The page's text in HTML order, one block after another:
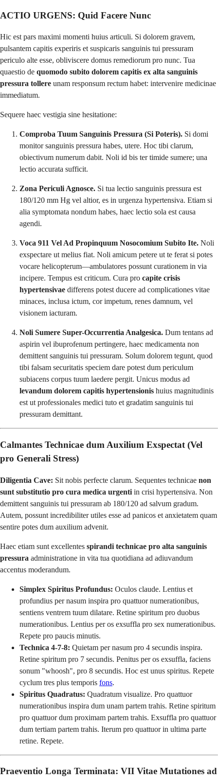
ACTIO URGENS: Quid Facere Nunc
Hic est pars maximi momenti huius articuli. Si dolorem gravem,
pulsantem capitis experiris et suspicaris sanguinis tui pressuram
periculo alte esse, obliviscere domus remediorum pro nunc. Tua
quaestio de quomodo subito dolorem capitis ex alta sanguinis
pressura tollere unam responsum rectum habet: intervenire medicinae
immediatum.
Sequere haec vestigia sine hesitatione:
Comproba Tuum Sanguinis Pressura (Si Poteris). Si domi
monitor sanguinis pressura habes, utere. Hoc tibi clarum,
obiectivum numerum dabit. Noli id bis ter timide sumere; una
lectio accurata sufficit.
Zona Periculi Agnosce. Si tua lectio sanguinis pressura est
180/120 mm Hg vel altior, es in urgenza hypertensiva. Etiam si
alia symptomata nondum habes, haec lectio sola est causa
agendi.
Voca 911 Vel Ad Propinquum Nosocomium Subito Ite. Noli
exspectare ut melius fiat. Noli amicum petere ut te ferat si potes
vocare helicopterum—ambulatores possunt curationem in via
incipere. Tempus est criticum. Cura pro capite crisis
hypertensivae differens potest ducere ad complicationes vitae
minaces, inclusa ictum, cor impetum, renes damnum, vel
visionem iacturam.
Noli Sumere Super-Occurrentia Analgesica. Dum tentans ad
aspirin vel ibuprofenum pertingere, haec medicamenta non
demittent sanguinis tui pressuram. Solum dolorem tegunt, quod
tibi falsam securitatis speciem dare potest dum periculum
subiacens corpus tuum laedere pergit. Unicus modus ad
levandum dolorem capitis hypertensionis huius magnitudinis
est ut professionales medici tuto et gradatim sanguinis tui
pressuram demittant.
Calmantes Technicae dum Auxilium Exspectat (Vel
pro Generali Stress)
Diligentia Cave: Sit nobis perfecte clarum. Sequentes technicae non
sunt substitutio pro cura medica urgenti in crisi hypertensiva. Non
demittent sanguinis tui pressuram ab 180/120 ad salvum gradum.
Autem, possunt incredibiliter utiles esse ad panicos et anxietatem quam
sentire potes dum auxilium advenit.
Haec etiam sunt excellentes spirandi technicae pro alta sanguinis
pressura administratione in vita tua quotidiana ad adiuvandum
accentus moderandum.
Simplex Spiritus Profundus: Oculos claude. Lentius et
profundius per nasum inspira pro quattuor numerationibus,
sentiens ventrem tuum dilatare. Retine spiritum pro duobus
numerationibus. Lentius per os exsuffla pro sex numerationibus.
Repete pro paucis minutis.
Technica 4-7-8: Quietam per nasum pro 4 secundis inspira.
Retine spiritum pro 7 secundis. Penitus per os exsuffla, faciens
sonum "whoosh", pro 8 secundis. Hoc est unus spiritus. Repete
cyclum tres plus temporis fons.
Spiritus Quadratus: Quadratum visualize. Pro quattuor
numerationibus inspira dum unam partem trahis. Retine spiritum
pro quattuor dum proximam partem trahis. Exsuffla pro quattuor
dum tertiam partem trahis. Iterum pro quattuor in ultima parte
retine. Repete.
Praeventio Longa Terminata: VII Vitae Mutationes ad